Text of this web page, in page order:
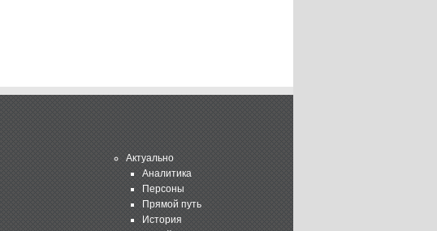
Актуально
Аналитика
Персоны
Прямой путь
История